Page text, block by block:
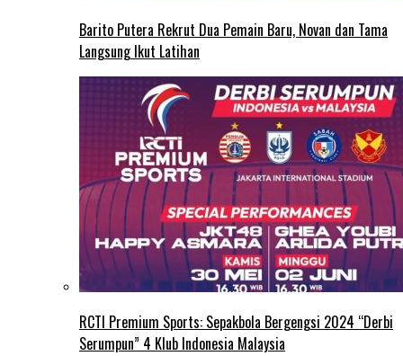
Barito Putera Rekrut Dua Pemain Baru, Novan dan Tama
Langsung Ikut Latihan
RCTI Premium Sports: Sepakbola Bergengsi 2024 “Derbi
Serumpun” 4 Klub Indonesia Malaysia